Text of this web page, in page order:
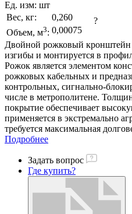
Ед. изм: шт
Вес, кг:
0,260
Объем, м3: 0,00075
?
Двойной рожковый
изгибы и монтируется в
Рожок является элементом
рожковых кабельных и
контрольных, сигнально-
числе в метрополитене.
покрытие обеспечивает
применяется в экстремально
требуется максимальная
Подробнее
Задать вопрос
Где купить?